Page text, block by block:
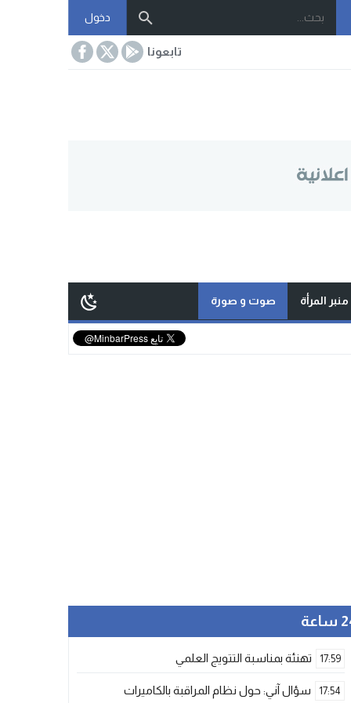
دخول
تابعونا
منبر المرأة صوت و صورة
17:59 تهنئة بمناسبة التتويج العلمي
17:54 سؤال آني: حول نظام المراقبة بالكاميرات